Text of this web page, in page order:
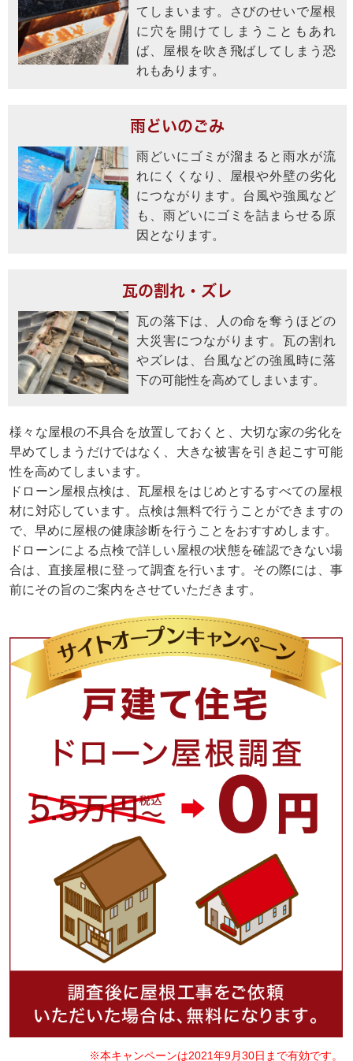
てしまいます。さびのせいで屋根
に穴を開けてしまうこともあれ
ば、屋根を吹き飛ばしてしまう恐
れもあります。
雨どいのごみ
雨どいにゴミが溜まると雨水が流
れにくくなり、屋根や外壁の劣化
につながります。台風や強風など
も、雨どいにゴミを詰まらせる原
因となります。
瓦の割れ・ズレ
瓦の落下は、人の命を奪うほどの
大災害につながります。瓦の割れ
やズレは、台風などの強風時に落
下の可能性を高めてしまいます。
様々な屋根の不具合を放置しておくと、大切な家の劣化を
早めてしまうだけではなく、大きな被害を引き起こす可能
性を高めてしまいます。
ドローン屋根点検は、瓦屋根をはじめとするすべての屋根
材に対応しています。点検は無料で行うことができますの
で、早めに屋根の健康診断を行うことをおすすめします。
ドローンによる点検で詳しい屋根の状態を確認できない場
合は、直接屋根に登って調査を行います。その際には、事
前にその旨のご案内をさせていただきます。
※本キャンペーンは2021年9月30日まで有効です。